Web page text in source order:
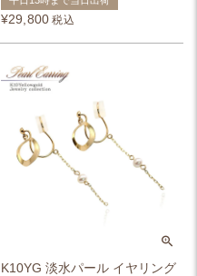
¥29,800 税込
K10YG 淡水パール イヤリング